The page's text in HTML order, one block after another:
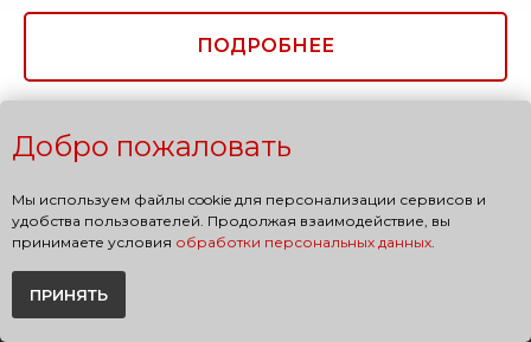
ПОДРОБНЕЕ
Добро пожаловать
Мы используем файлы cookie для персонализации сервисов и
удобства пользователей. Продолжая взаимодействие, вы
принимаете условия обработки персональных данных.
ПРИНЯТЬ